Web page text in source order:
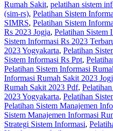
Rumah Sakit, pelatihan sistem
(sim-rs), Pelatihan Sistem
SIMRS, Pelatihan Sistem
Rs 2023 Jogja, Pelatihan Sistem
Sistem Informasi Rs 2023
2023 Yogyakarta, Pelatihan
Sistem Informasi Rs Ppt,
Pelatihan Sistem Informasi
Informasi Rumah Sakit 2023
Rumah Sakit 2023 Pdf,
2023 Yogyakarta, Pelatihan
Pelatihan Sistem Manajemen
Sistem Manajemen Informasi
Strategi Sistem Informasi,